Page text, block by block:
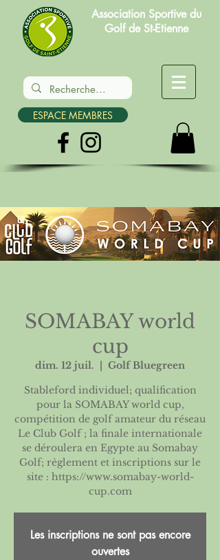
Association Sportive du
Golf de St-Etienne
ESPACE MEMBRES
SOMABAY world
cup
dim. 12 juil.
Golf Bluegreen
Stableford individuel; qualification
pour la SOMABAY world cup,
compétition de golf amateur du réseau
Le Club Golf ; la finale internationale
se déroulera en Egypte au Somabay
Golf; règlement et inscriptions sur le
site : https://www.somabay-world-
cup.com
Les inscriptions ne sont pas encore
ouvertes